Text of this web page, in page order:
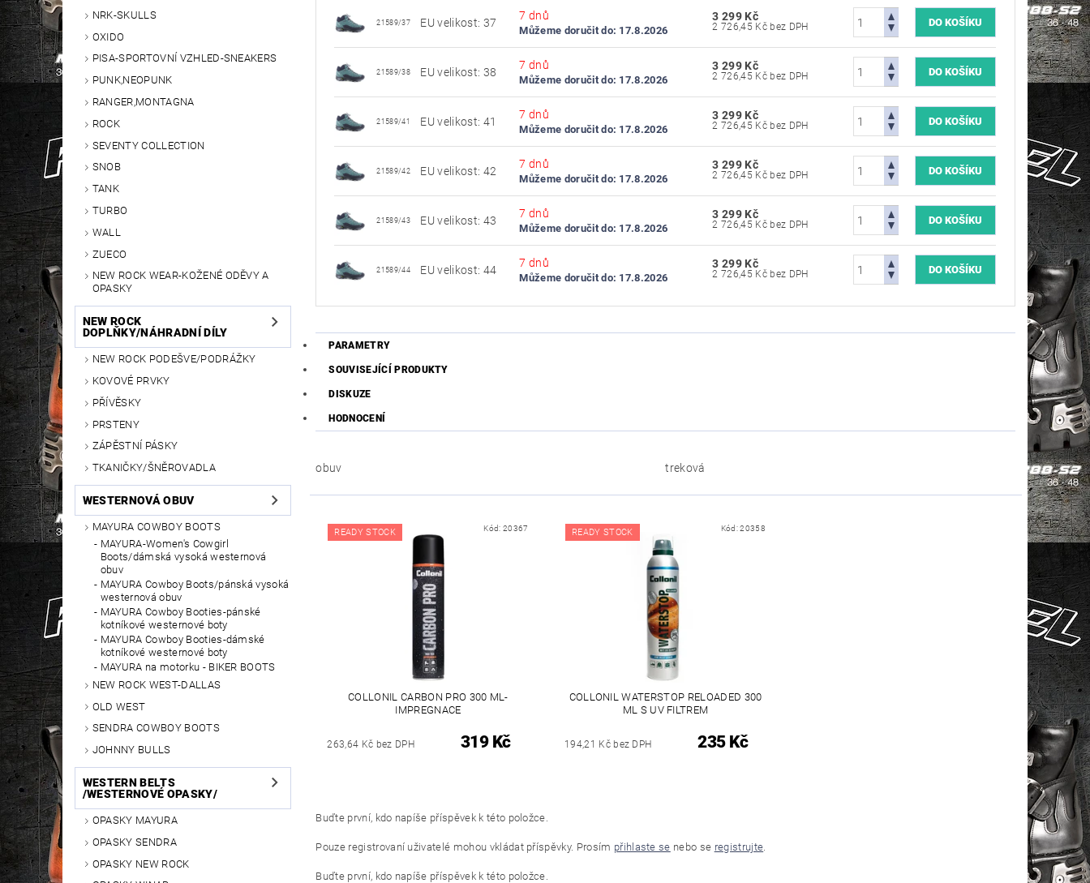
NRK-SKULLS
OXIDO
PISA-SPORTOVNÍ VZHLED-SNEAKERS
PUNK,NEOPUNK
RANGER,MONTAGNA
ROCK
SEVENTY COLLECTION
SNOB
TANK
TURBO
WALL
ZUECO
NEW ROCK WEAR-KOŽENÉ ODĚVY A
OPASKY
NEW ROCK
DOPLŇKY/NÁHRADNÍ DÍLY
NEW ROCK PODEŠVE/PODRÁŽKY
KOVOVÉ PRVKY
PŘÍVĚSKY
PRSTENY
ZÁPĚSTNÍ PÁSKY
TKANIČKY/ŠNĚROVADLA
WESTERNOVÁ OBUV
MAYURA COWBOY BOOTS
MAYURA-Women's Cowgirl
Boots/dámská vysoká westernová
obuv
MAYURA Cowboy Boots/pánská vysoká
westernová obuv
MAYURA Cowboy Booties-pánské
kotníkové westernové boty
MAYURA Cowboy Booties-dámské
kotníkové westernové boty
MAYURA na motorku - BIKER BOOTS
NEW ROCK WEST-DALLAS
OLD WEST
SENDRA COWBOY BOOTS
JOHNNY BULLS
WESTERN BELTS
/WESTERNOVÉ OPASKY/
OPASKY MAYURA
OPASKY SENDRA
OPASKY NEW ROCK
21589/37 EU velikost: 37
7 dnů
Můžeme doručit do: 17.8.2026
3 299 Kč
2 726,45 Kč bez DPH
21589/38 EU velikost: 38
7 dnů
Můžeme doručit do: 17.8.2026
3 299 Kč
2 726,45 Kč bez DPH
21589/41 EU velikost: 41
7 dnů
Můžeme doručit do: 17.8.2026
3 299 Kč
2 726,45 Kč bez DPH
21589/42 EU velikost: 42
7 dnů
Můžeme doručit do: 17.8.2026
3 299 Kč
2 726,45 Kč bez DPH
21589/43 EU velikost: 43
7 dnů
Můžeme doručit do: 17.8.2026
3 299 Kč
2 726,45 Kč bez DPH
21589/44 EU velikost: 44
7 dnů
Můžeme doručit do: 17.8.2026
3 299 Kč
2 726,45 Kč bez DPH
PARAMETRY
SOUVISEJÍCÍ PRODUKTY
DISKUZE
HODNOCENÍ
obuv treková
READY STOCK Kód: 20367
COLLONIL CARBON PRO 300 ML-
IMPREGNACE
263,64 Kč bez DPH 319 Kč
READY STOCK Kód:20358
COLLONIL WATERSTOP RELOADED 300
ML S UV FILTREM
194,21 Kč bez DPH 235 Kč
Buďte první, kdo napíše příspěvek k této položce.
Pouze registrovaní uživatelé mohou vkládat příspěvky. Prosím přihlaste se nebo se registrujte
Buďte první, kdo napíše příspěvek k této položce.